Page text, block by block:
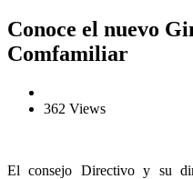
Conoce el nuevo
Comfamiliar
362 Views
El consejo Directivo y su